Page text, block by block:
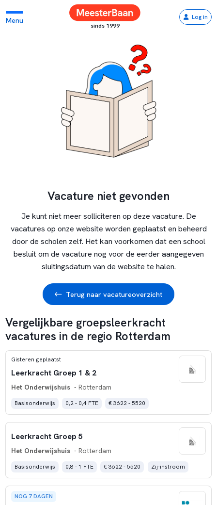
Menu
sinds 1999
Log in
Vacature niet gevonden
Je kunt niet meer solliciteren op deze vacature. De
vacatures op onze website worden geplaatst en beheerd
door de scholen zelf. Het kan voorkomen dat een school
besluit om de vacature nog voor de eerder aangegeven
sluitingsdatum van de website te halen.
Terug naar vacatureoverzicht
Vergelijkbare groepsleerkracht
vacatures in de regio Rotterdam
Gisteren geplaatst
Leerkracht Groep 1 & 2
Het Onderwijshuis - Rotterdam
Basisonderwijs 0,2 - 0,4 FTE € 3622 - 5520
Leerkracht Groep 5
Het Onderwijshuis - Rotterdam
Basisonderwijs 0,8 - 1 FTE € 3622 - 5520 Zij-instroom
NOG 7 DAGEN